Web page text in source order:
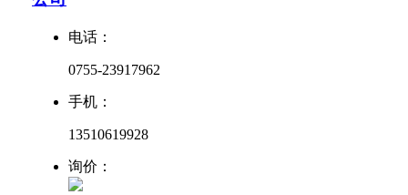
电话：
0755-23917962
手机：
13510619928
询价：